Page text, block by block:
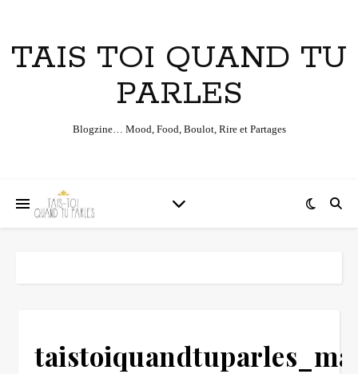
TAIS TOI QUAND TU
PARLES
Blogzine… Mood, Food, Boulot, Rire et Partages